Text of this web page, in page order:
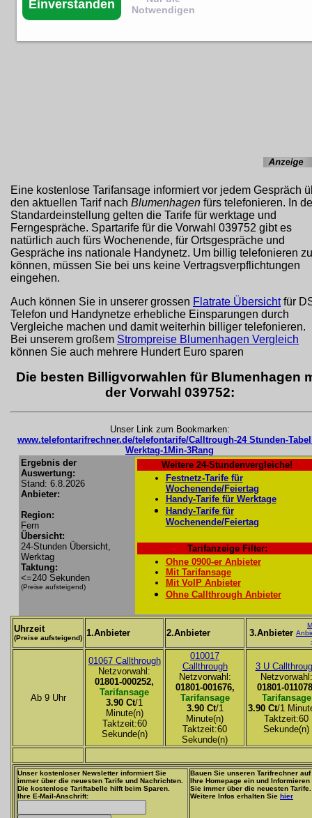
Eine kostenlose Tarifansage informiert vor jedem Gespräch
den aktuellen Tarif nach Blumenhagen fürs telefonieren. In
Standardeinstellung gelten die Tarife für werktage und
Ferngespräche. Spartarife für die Vorwahl 039752 gibt es
natürlich auch fürs Wochenende, für Ortsgespräche und
Gespräche ins nationale Handynetz. Um billig telefonieren zu
können, müssen Sie bei uns keine Vertragsverpflichtungen
eingehen.
Auch können Sie in unserer grossen Flatrate Übersichtfür
Telefon und Handynetze erhebliche Einsparungen durch
Vergleiche machen und damit weiterhin billiger telefonieren.
Bei unserem großem Strompreise Blumenhagen Vergleich
können Sie auch mehrere Hundert Euro sparen
Die besten Billigvorwahlen für Blumenhagen
der Vorwahl 039752:
Unser Link zum Bookmarken:
www.telefontarifrechner.de/telefontarife/Calltrough-24 Stunden-
Werktag-1Min-3Rang
Ergebnis der
Auswertung:
Stand: 6.8.2026
Anbieter:
Region:
Fern
Übersicht:
24-Stunden Übersicht,
Werktag
Taktung:
<=240 Sekunden
(Preise aufsteigend)
Weitere 24-Stundenvergleiche!
Festnetz-Tarife für
Wochenende/Feiertag
Handy-Tarife für Werktage
Handy-Tarife für
Wochenende/Feiertag
Tarifanzeige Filter:
Ohne 0900-er Anbieter
Mit Tarifansage
Mit VoIP Anbieter
Ohne Callthrough Anbieter
Uhrzeit
(Preise aufsteigend) 1.Anbieter 2.Anbieter 3.Anbieter
Ab 9 Uhr
01067 Callthrough
Netzvorwahl:
01801-000252,
Tarifansage
3.90 Ct/1
Minute(n)
Taktzeit:60
Sekunde(n)
010017
Callthrough
Netzvorwahl:
01801-001676,
Tarifansage
3.90 Ct/1
Minute(n)
Taktzeit:60
Sekunde(n)
3 U
Netzvorwahl:
01801-
Tarifansage
3.90 Ct/1
Taktzeit:60
Sekunde(n)
Unser kostenloser Newsletter informiert Sie
immer über die neuesten Tarife und Nachrichten.
Die kostenlose Tariftabelle hilft beim Sparen.
Ihre E-Mail-Anschrift:
Bauen Sie unseren Tarifrechner auf
Ihre Homepage ein und Informieren
Sie immer über die neuesten Tarife.
Weitere Infos erhalten Sie hier
Einverstanden
Notwendigen